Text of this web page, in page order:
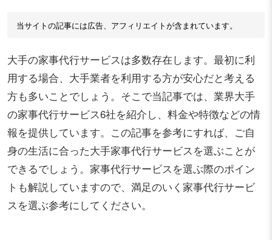
当サイトの記事には広告、アフィリエイトが含まれています。
大手の家事代行サービスは多数存在します。最初に利
用する場合、大手業者を利用する方が安心だと考える
方も多いことでしょう。そこで当記事では、業界大手
の家事代行サービス6社を紹介し、料金や特徴などの情
報を提供しています。この記事を参考にすれば、ご自
身の生活に合った大手家事代行サービスを選ぶことが
できるでしょう。家事代行サービスを選ぶ際のポイン
トも解説していますので、満足のいく家事代行サービ
スを選ぶ参考にしてください。